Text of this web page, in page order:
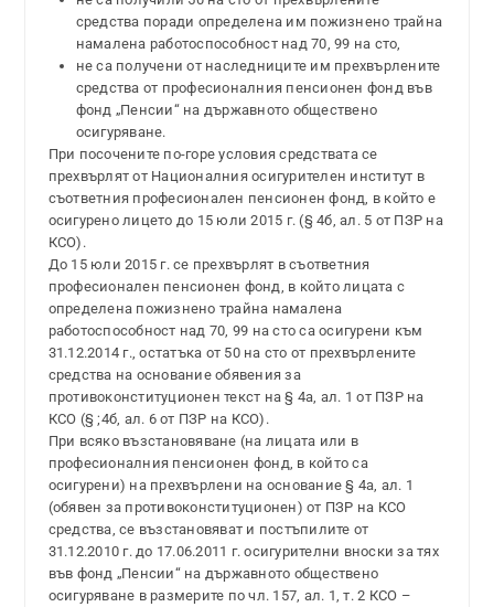
средства поради определена им пожизнено трайна
намалена работоспособност над 70, 99 на сто,
не са получени от наследниците им прехвърлените
средства от професионалния пенсионен фонд във
фонд „Пенсии“ на държавното обществено
осигуряване.
При посочените по-горе условия средствата се
прехвърлят от Националния осигурителен институт в
съответния професионален пенсионен фонд, в който е
осигурено лицето до 15 юли 2015 г. (§ 4б, ал. 5 от ПЗР на
КСО).
До 15 юли 2015 г. се прехвърлят в съответния
професионален пенсионен фонд, в който лицата с
определена пожизнено трайна намалена
работоспособност над 70, 99 на сто са осигурени към
31.12.2014 г., остатъка от 50 на сто от прехвърлените
средства на основание обявения за
противоконституционен текст на § 4а, ал. 1 от ПЗР на
КСО (§ ;4б, ал. 6 от ПЗР на КСО).
При всяко възстановяване (на лицата или в
професионалния пенсионен фонд, в който са
осигурени) на прехвърлени на основание § 4а, ал. 1
(обявен за противоконституционен) от ПЗР на КСО
средства, се възстановяват и постъпилите от
31.12.2010 г. до 17.06.2011 г. осигурителни вноски за тях
във фонд „Пенсии“ на държавното обществено
осигуряване в размерите по чл. 157, ал. 1, т. 2 КСО –